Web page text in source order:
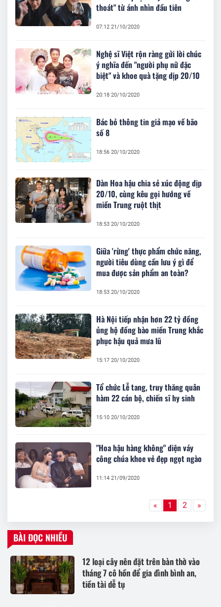
thoát" từ ánh nhìn đầu tiên
07:12 21/10/2020
Nghệ sĩ Việt rộn ràng gửi lời chúc
ý nghĩa đến "người phụ nữ đặc
biệt" và khoe quà tặng dịp 20/10
20:18 20/10/2020
Bác bỏ thông tin giả mạo về bão
số 8
18:56 20/10/2020
Dàn Hoa hậu chia sẻ xúc động dịp
20/10, cùng kêu gọi hướng về
miền Trung ruột thịt
18:53 20/10/2020
Giữa 'rừng' thực phẩm chức năng,
người tiêu dùng cần lưu ý gì để
mua được sản phẩm an toàn?
18:53 20/10/2020
Hà Nội tiếp nhận hơn 22 tỷ đồng
ủng hộ đồng bào miền Trung khắc
phục hậu quả mưa lũ
15:17 20/10/2020
Tổ chức Lễ tang, truy thăng quân
hàm 22 cán bộ, chiến sĩ hy sinh
15:10 20/10/2020
"Hoa hậu hàng không" diện váy
công chúa khoe vẻ đẹp ngọt ngào
11:14 21/09/2020
« 1 2 »
BÀI ĐỌC NHIỀU
12 loại cây nên đặt trên bàn thờ vào
tháng 7 cô hồn để gia đình bình an,
tiền tài dễ tụ